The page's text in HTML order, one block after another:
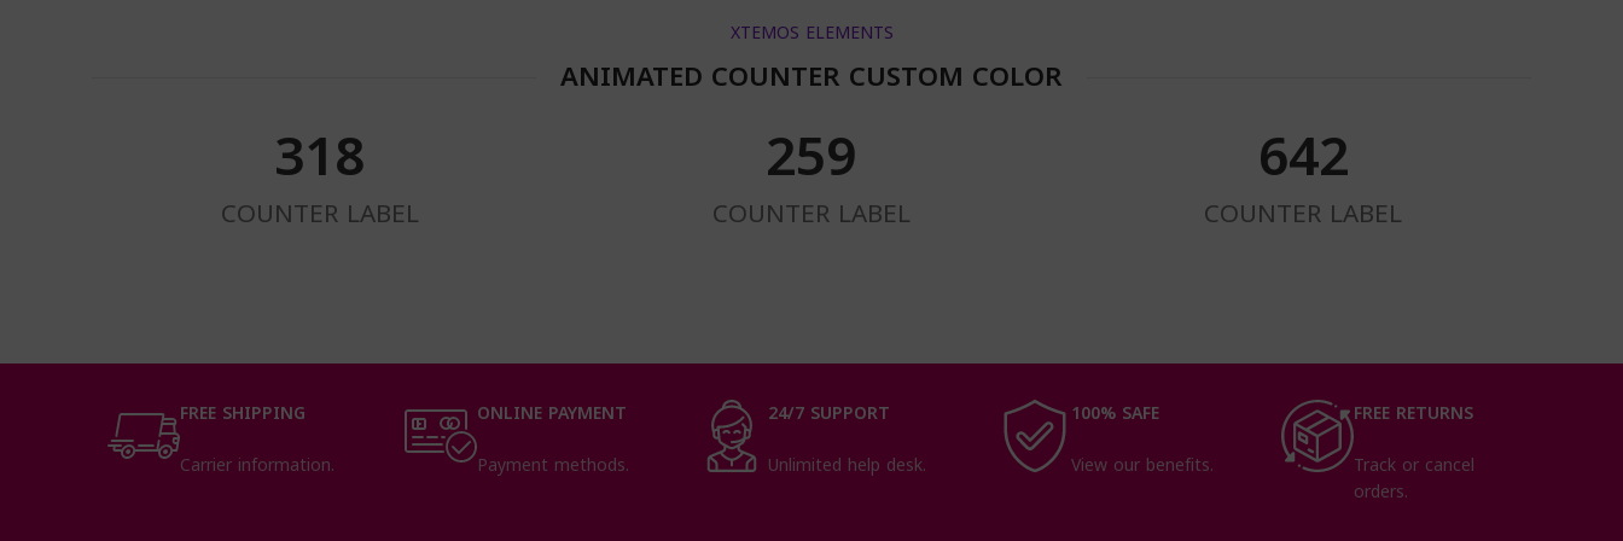
XTEMOS ELEMENTS
ANIMATED COUNTER CUSTOM COLOR
324
COUNTER LABEL
263
COUNTER LABEL
654
COUNTER LABEL
FREE SHIPPING
Carrier information.
ONLINE PAYMENT
Payment methods.
24/7 SUPPORT
Unlimited help desk.
100% SAFE
View our benefits.
FREE RETURNS
Track or cancel
orders.